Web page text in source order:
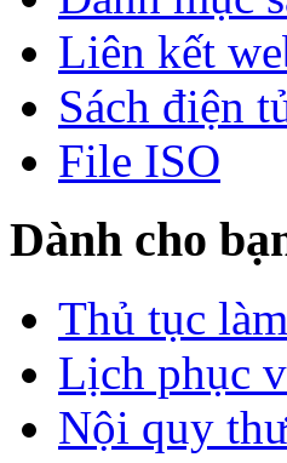
Liên kết
Sách điện
File ISO
Dành cho
Thủ tục
Lịch phục
Nội quy